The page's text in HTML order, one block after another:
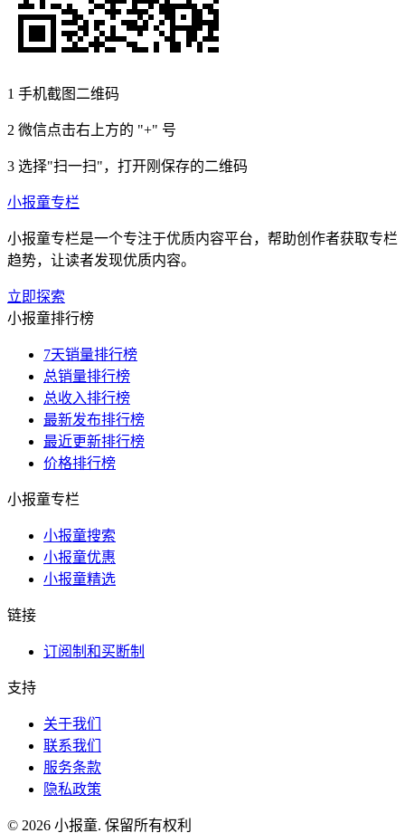
1 手机截图二维码
2 微信点击右上方的 "+" 号
3 选择"扫一扫"，打开刚保存的二维码
小报童专栏
小报童专栏是一个专注于优质内容平台，帮助创作者获取专栏
趋势，让读者发现优质内容。
立即探索
小报童排行榜
7天销量排行榜
总销量排行榜
总收入排行榜
最新发布排行榜
最近更新排行榜
价格排行榜
小报童专栏
小报童搜索
小报童优惠
小报童精选
链接
订阅制和买断制
支持
关于我们
联系我们
服务条款
隐私政策
© 2026 小报童. 保留所有权利